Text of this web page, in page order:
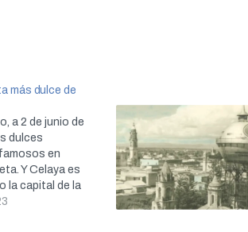
más dulce de
a 2 de junio de
dulces
en
Y Celaya es
la capital de la
de este
que está